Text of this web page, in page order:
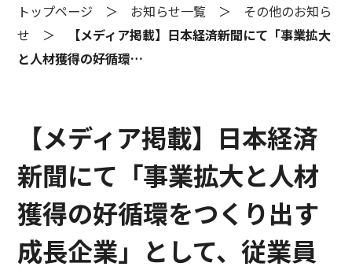
トップページ ＞ お知らせ一覧 ＞ その他のお知ら
せ ＞
【メディア掲載】日本経済新聞にて「事業拡大
と人材獲得の好循環…
【メディア掲載】日本経済
新聞にて「事業拡大と人材
獲得の好循環をつくり出す
成長企業」として、従業員